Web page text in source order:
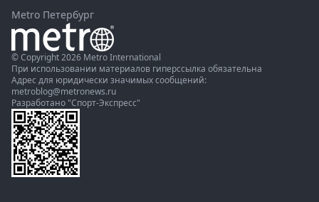
Metro Петербург
© Copyright 2026 Metro International
При использовании материалов гиперссылка обязательна
Адрес для юридически значимых сообщений:
metroblog@metronews.ru
Разработано "Спорт-Экспресс"